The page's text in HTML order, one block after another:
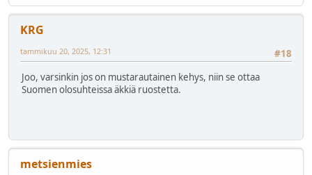
KRG
#18
tammikuu 20, 2025, 12:31
Joo, varsinkin jos on mustarautainen kehys, niin se ottaa
Suomen olosuhteissa äkkiä ruostetta.
metsienmies